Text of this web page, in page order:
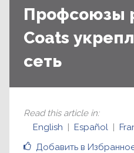
Профсоюзы
Coats
сеть
Добавить в
Read this article in:
English
Español